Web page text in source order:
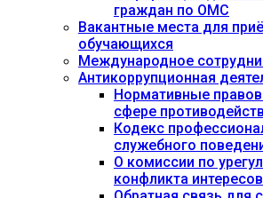
граждан по ОМС
Вакантные места для
обучающихся
Международное
Антикоррупционная
Нормативные
сфере
Кодекс
служебного
О комиссии по
конфликта интересов